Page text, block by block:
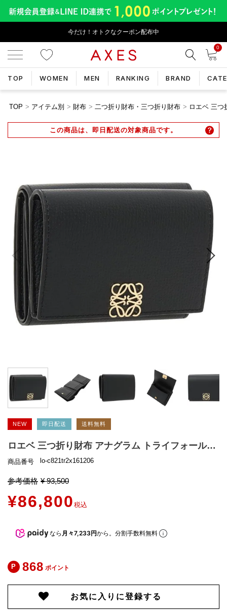
今だけ！オトクなクーポン配布中
0
TOP WOMEN MEN RANKING BRAND
TOP アイテム別 財布 二つ折り財布・三つ折り財布 ロエベ 三つ
この商品は、即日配送の対象商品です。
NEW 即日配送 送料無料
ロエベ 三つ折り財布 アナグラム トライフォールド ウォレット ブラック レディース LOEWE C821TR2X16 1206 2026秋冬新作
商品番号 lo-c821tr2x161206
参考価格 ¥ 93,500
¥86,800 税込
なら 月々7,233円から。分割手数料無料
868 ポイント
お気に入りに登録する